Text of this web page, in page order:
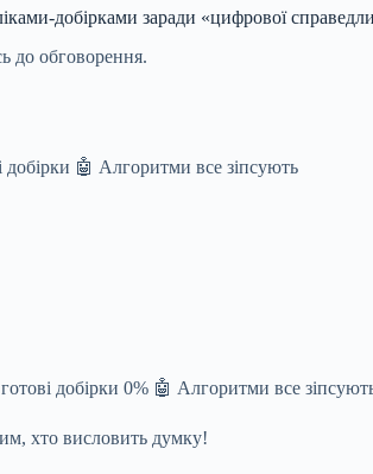
добірками заради «цифрової
до обговорення.
🤖 Алгоритми все зіпсують
добірки 0% 🤖 Алгоритми все
хто висловить думку!